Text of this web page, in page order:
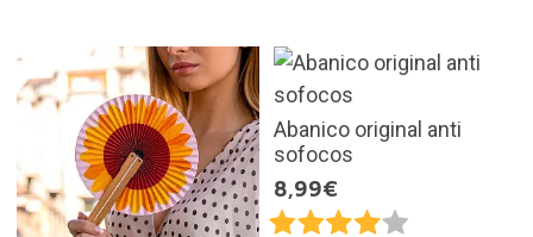
Abanico original anti
sofocos
8,99€